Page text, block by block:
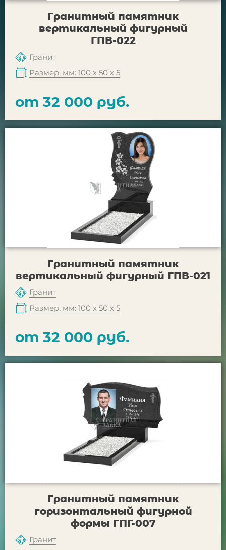
Гранитный памятник
вертикальный фигурный
ГПВ-022
Гранит
Размер, мм: 100 х 50 х 5
от 32 000 руб.
Гранитный памятник
вертикальный фигурный ГПВ-021
Гранит
Размер, мм: 100 х 50 х 5
от 32 000 руб.
Гранитный памятник
горизонтальный фигурной
формы ГПГ-007
Гранит